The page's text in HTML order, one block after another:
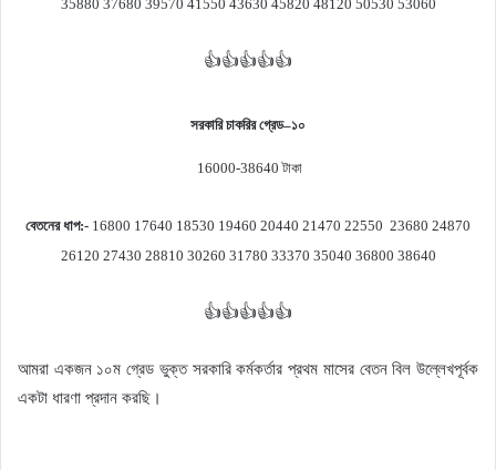
35880 37680 39570 41550 43630 45820 48120 50530 53060
👍👍👍👍👍
সরকারি চাকরির গ্রেড–১০
16000-38640টাকা
বেতনের ধাপ:- 16800 17640 18530 19460 20440 21470 22550 23680 24870
26120 27430 28810 30260 31780 33370 35040 36800 38640
👍👍👍👍👍
আমরা একজন ১০ম গ্রেড ভুক্ত সরকারি কর্মকর্তার প্রথম মাসের বেতন বিল উল্লেখপূর্বক
একটা ধারণা প্রদান করছি।